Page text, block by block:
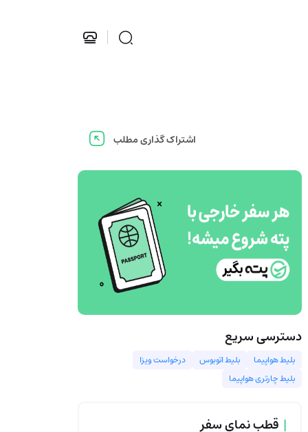
اشتراک گذاری مطلب
دسترسی سریع
بلیط هواپیما بلیط اتوبوس
درخواست ویزا
بلیط چارتری هواپیما
| قطب نمای سفر